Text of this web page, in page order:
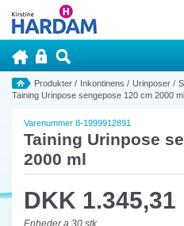
Produkter / Inkontinens / Urinposer /
Taining Urinpose sengepose 120 cm 2000 ml
Varenummer 8-1999912891
Taining Urinpose
2000 ml
DKK 1.345,31
Enheder a 30 stk.